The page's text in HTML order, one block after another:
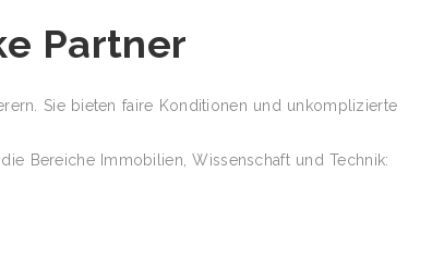
Partner
Sie bieten faire Konditionen und unkomplizierte
Bereiche Immobilien, Wissenschaft und Technik: